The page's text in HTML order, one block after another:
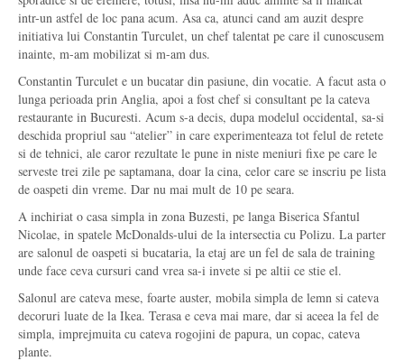
intr-un astfel de loc pana acum. Asa ca, atunci cand am auzit despre
initiativa lui Constantin Turculet, un chef talentat pe care il cunoscusem
inainte, m-am mobilizat si m-am dus.
Constantin Turculet e un bucatar din pasiune, din vocatie. A facut asta o
lunga perioada prin Anglia, apoi a fost chef si consultant pe la cateva
restaurante in Bucuresti. Acum s-a decis, dupa modelul occidental, sa-si
deschida propriul sau “atelier” in care experimenteaza tot felul de retete
si de tehnici, ale caror rezultate le pune in niste meniuri fixe pe care le
serveste trei zile pe saptamana, doar la cina, celor care se inscriu pe lista
de oaspeti din vreme. Dar nu mai mult de 10 pe seara.
A inchiriat o casa simpla in zona Buzesti, pe langa Biserica Sfantul
Nicolae, in spatele McDonalds-ului de la intersectia cu Polizu. La parter
are salonul de oaspeti si bucataria, la etaj are un fel de sala de training
unde face ceva cursuri cand vrea sa-i invete si pe altii ce stie el.
Salonul are cateva mese, foarte auster, mobila simpla de lemn si cateva
decoruri luate de la Ikea. Terasa e ceva mai mare, dar si aceea la fel de
simpla, imprejmuita cu cateva rogojini de papura, un copac, cateva
plante.